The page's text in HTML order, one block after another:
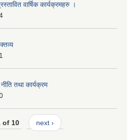
वार्षिक कार्यक्रमहरु ।
तथा कार्यक्रम
of 10 next ›